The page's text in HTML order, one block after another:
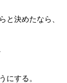
と決めたなら、
にする。